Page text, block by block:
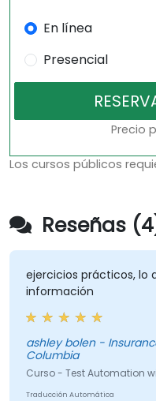
En línea
Presencial
Precio
Los cursos públicos
Reseñas
ejercicios prácticos, lo
información
ashley bolen -
Columbia
Curso - Test Automation
Traducción Automática